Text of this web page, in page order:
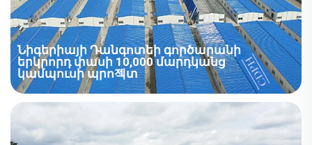
Նիգերիայի Դանգոտեի գործարանի
երկրորդ փասի 10,000 մարդկանց
կամպուսի պրո젝տ
Ակումբը նախատեսված է 40 000 մարդ տեղավորելու
շինարարությունը և համալիր սարքավորումները՝